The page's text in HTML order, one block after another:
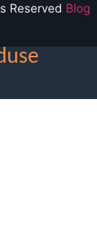
Reserved Blog